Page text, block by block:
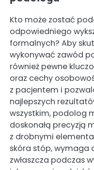
Kto może zostać
odpowiedniego
formalnych? Aby
wykonywać zawód
również pewne
oraz cechy
z pacjentem i
najlepszych
wszystkim, podolog
doskonałą precyzją
z drobnymi
skóra stóp, wymaga
zwłaszcza podczas